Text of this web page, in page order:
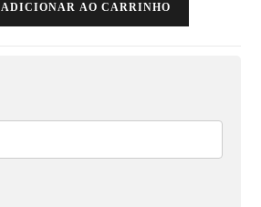
ADICIONAR AO CARRINHO